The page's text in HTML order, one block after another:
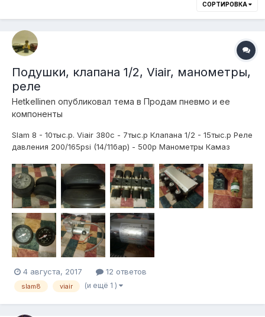
СОРТИРОВКА
Подушки, клапана 1/2, Viair, манометры,
реле
Hetkellinen опубликовал тема в Продам пневмо и ее
компоненты
Slam 8 - 10тыс.р. Viair 380c - 7тыс.р Клапана 1/2 - 15тыс.р Реле
давления 200/165psi (14/11бар) - 500р Манометры Камаз
4 августа, 2017 12 ответов
slam8 viair (и ещё 1 )